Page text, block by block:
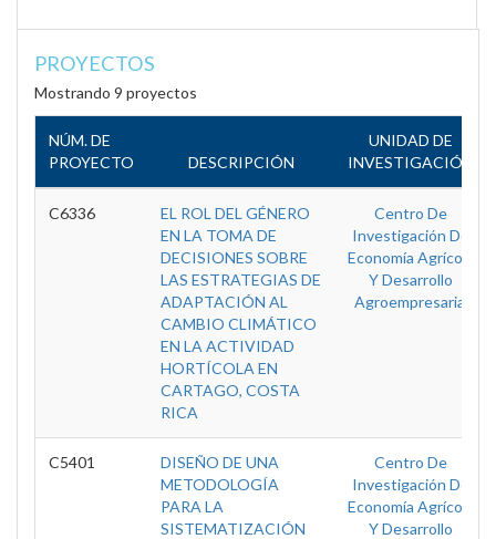
PROYECTOS
Mostrando 9 proyectos
NÚM. DE
PROYECTO
DESCRIPCIÓN
UNIDAD DE
INVESTIGACIÓN
C6336
EL ROL DEL GÉNERO
EN LA TOMA DE
DECISIONES SOBRE
LAS ESTRATEGIAS DE
ADAPTACIÓN AL
CAMBIO CLIMÁTICO
EN LA ACTIVIDAD
HORTÍCOLA EN
CARTAGO, COSTA
RICA
Centro De
Investigación De
Economía Agrícola
Y Desarrollo
Agroempresarial
C5401
DISEÑO DE UNA
METODOLOGÍA
PARA LA
SISTEMATIZACIÓN
Centro De
Investigación De
Economía Agrícola
Y Desarrollo